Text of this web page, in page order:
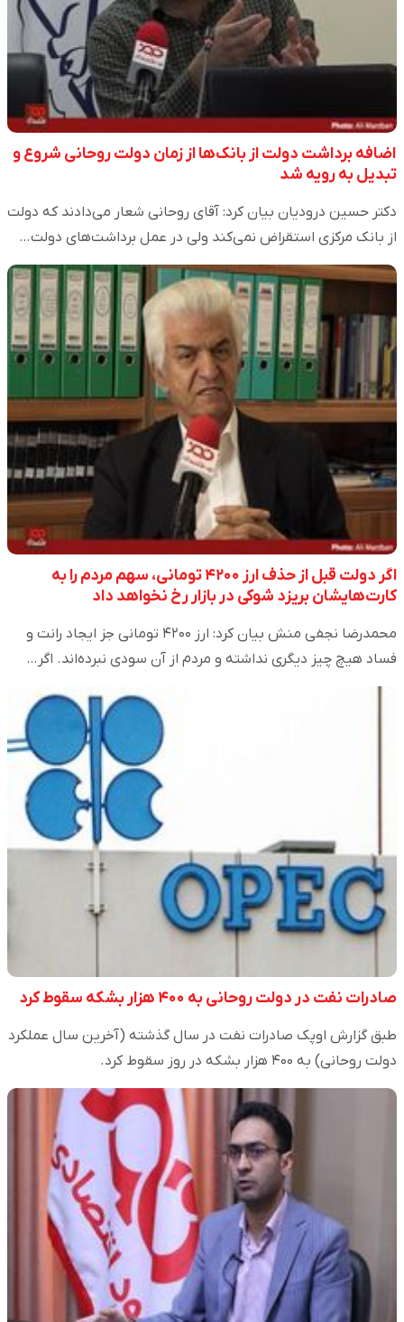
اضافه برداشت دولت از بانک‌ها از زمان دولت روحانی شروع و
تبدیل به رویه شد
دکتر حسین درودیان بیان کرد: آقای روحانی شعار می‌دادند که دولت
از بانک مرکزی استقراض نمی‌کند ولی در عمل برداشت‌های دولت…
اگر دولت قبل از حذف ارز ۴۲۰۰ تومانی، سهم مردم را به
کارت‌هایشان بریزد شوکی در بازار رخ نخواهد داد
محمدرضا نجفی منش بیان کرد: ارز ۴۲۰۰ تومانی جز ایجاد رانت و
فساد هیچ چیز دیگری نداشته و مردم از آن سودی نبرده‌اند. اگر…
صادرات نفت در دولت روحانی به ۴۰۰ هزار بشکه سقوط کرد
طبق گزارش اوپک صادرات نفت در سال گذشته (آخرین سال عملکرد
دولت روحانی) به ۴۰۰ هزار بشکه در روز سقوط کرد.